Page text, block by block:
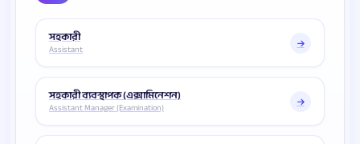
সহকারী
Assistant
সহকারী ব্যবস্থাপক (এক্সামিনেশন)
Assistant Manager (Examination)